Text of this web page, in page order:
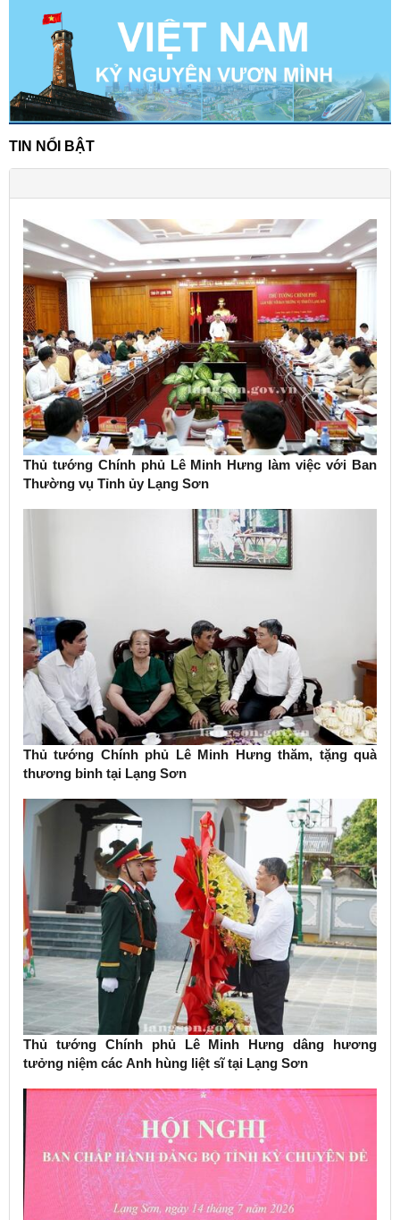
TIN NỔI BẬT
Thủ tướng Chính phủ Lê Minh Hưng làm việc với Ban
Thường vụ Tỉnh ủy Lạng Sơn
Thủ tướng Chính phủ Lê Minh Hưng thăm, tặng quà
thương binh tại Lạng Sơn
Thủ tướng Chính phủ Lê Minh Hưng dâng hương
tưởng niệm các Anh hùng liệt sĩ tại Lạng Sơn